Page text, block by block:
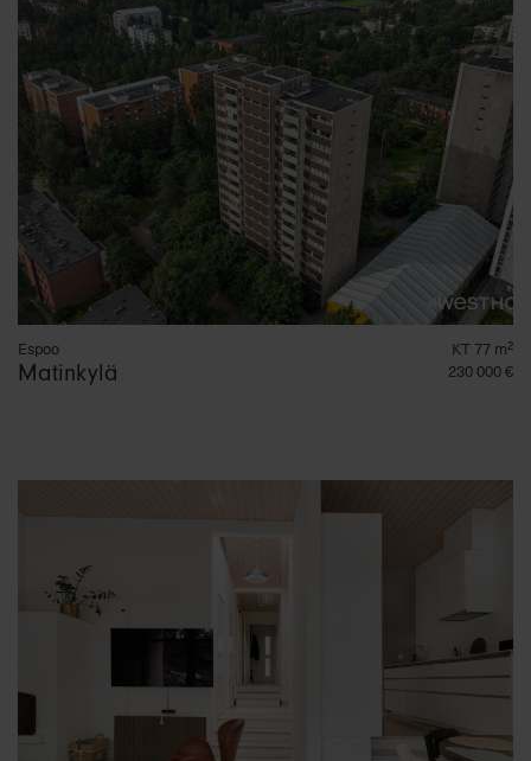
Espoo
Matinkylä
KT 77 m²
230 000 €